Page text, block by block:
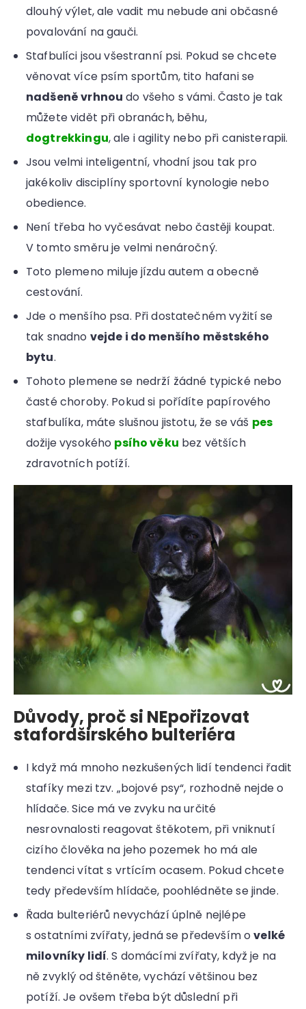
dlouhý výlet, ale vadit mu nebude ani občasné
povalování na gauči.
Stafbulíci jsou všestranní psi. Pokud se chcete
věnovat více psím sportům, tito hafani se
nadšeně vrhnou do všeho s vámi. Často je tak
můžete vidět při obranách, běhu,
dogtrekkingu, ale i agility nebo při canisterapii.
Jsou velmi inteligentní, vhodní jsou tak pro
jakékoliv disciplíny sportovní kynologie nebo
obedience.
Není třeba ho vyčesávat nebo častěji koupat.
V tomto směru je velmi nenáročný.
Toto plemeno miluje jízdu autem a obecně
cestování.
Jde o menšího psa. Při dostatečném vyžití se
tak snadno vejde i do menšího městského
bytu.
Tohoto plemene se nedrží žádné typické nebo
časté choroby. Pokud si pořídíte papírového
stafbulíka, máte slušnou jistotu, že se váš pes
dožije vysokého psího věku bez větších
zdravotních potíží.
Důvody, proč si NEpořizovat
stafordširského bulteriéra
I když má mnoho nezkušených lidí tendenci řadit
stafíky mezi tzv. „bojové psy“, rozhodně nejde o
hlídače. Sice má ve zvyku na určité
nesrovnalosti reagovat štěkotem, při vniknutí
cizího člověka na jeho pozemek ho má ale
tendenci vítat s vrtícím ocasem. Pokud chcete
tedy především hlídače, poohlédněte se jinde.
Řada bulteriérů nevychází úplně nejlépe
s ostatními zvířaty, jedná se především ovelké
milovníky lidí. S domácími zvířaty, když je na
ně zvyklý od štěněte, vychází většinou bez
potíží. Je ovšem třeba být důslední při